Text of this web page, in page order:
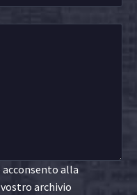
acconsento alla
archivio